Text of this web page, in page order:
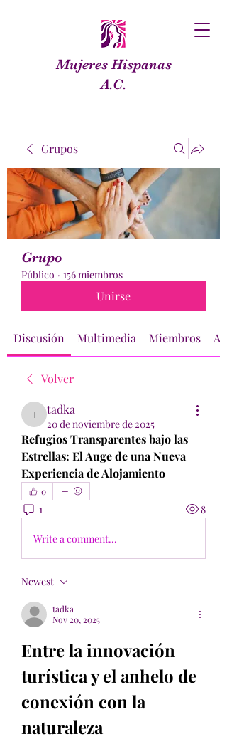
Mujeres Hispanas
A.C.
Grupos
Grupo
Público · 156 miembros
Unirse
Discusión Multimedia Miembros
Volver
tadka
tadka
20 de noviembre de 2025
Refugios Transparentes bajo las
Estrellas: El Auge de una Nueva
Experiencia de Alojamiento
0
1 8
Write a comment...
Newest
tadka
Nov 20, 2025
Entre la innovación
turística y el anhelo de
conexión con la
naturaleza